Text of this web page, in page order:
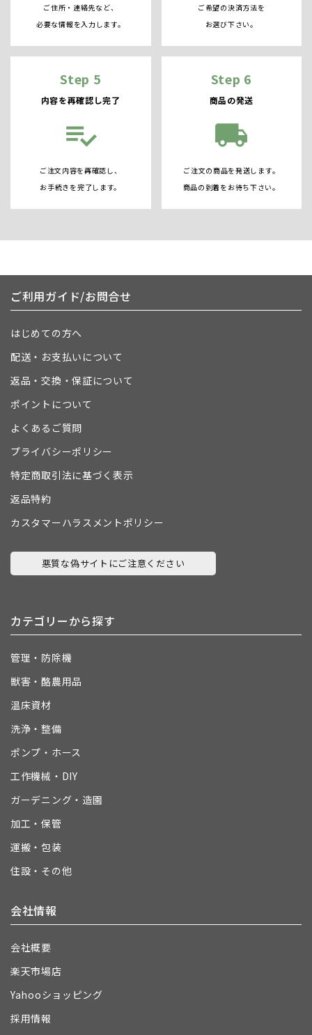
ご住所・連絡先など、
必要な情報を入力します。
ご希望の決済方法を
お選び下さい。
Step 5
内容を再確認し完了
playlist_add_check
ご注文内容を再確認し、
お手続きを完了します。
Step 6
商品の発送
local_shipping
ご注文の商品を発送します。
商品の到着をお待ち下さい。
ご利用ガイド/お問合せ
はじめての方へ
配送・お支払いについて
返品・交換・保証について
ポイントについて
よくあるご質問
プライバシーポリシー
特定商取引法に基づく表示
返品特約
カスタマーハラスメントポリシー
悪質な偽サイトにご注意ください
カテゴリーから探す
管理・防除機
獣害・酪農用品
温床資材
洗浄・整備
ポンプ・ホース
工作機械・DIY
ガーデニング・造園
加工・保管
運搬・包装
住設・その他
会社情報
会社概要
楽天市場店
Yahooショッピング
採用情報